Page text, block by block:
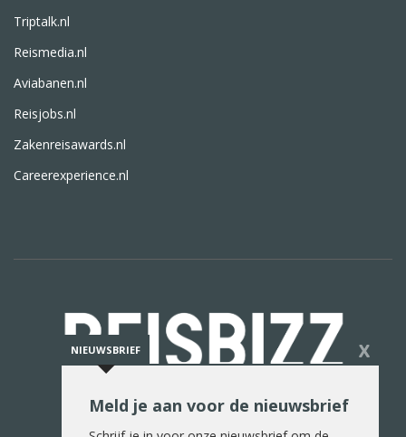
Triptalk.nl
Reismedia.nl
Aviabanen.nl
Reisjobs.nl
Zakenreisawards.nl
Careerexperience.nl
De reiswereld in woord en beeld
NIEUWSBRIEF X
Meld je aan voor de nieuwsbrief